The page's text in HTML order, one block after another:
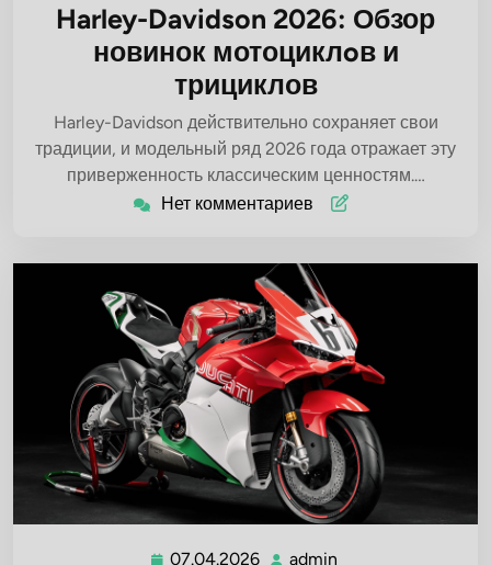
Harley-Davidson 2026: Обзор
новинок мотоциклoв и
трициклов
Harley-Davidson действительно сохраняет свои
традиции, и модельный ряд 2026 года отражает эту
приверженность классическим ценностям.…
Нет комментариев
07.04.2026 07.04.2026
admin